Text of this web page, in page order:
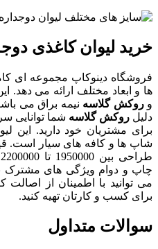
خرید لیوان کاغذی
فروشگاه دینوکاپ مجموعه ای
ها و ابعاد مختلف ارائه می دهد.
وروکش گلاسه نیمه براق می
دلیلروکش گلاسه شما توانایی
برای مشتریان خود دارید. این
شاپ ها و کافه های سیار است.
چاپ و دوام ویژگی های مشترک
می توانید با اطمینان از اصالت
برای کسب و کارتان تهیه کنید.
سوالات متداول